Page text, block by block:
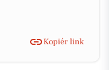
Kopiér link